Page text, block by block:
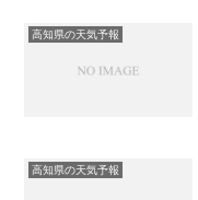
高知県の天気予報
高知県の天気予報